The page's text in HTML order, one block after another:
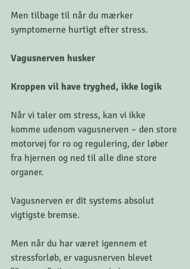
Men tilbage til når du mærker
symptomerne hurtigt efter stress.
Vagusnerven husker
Kroppen vil have tryghed, ikke logik
Når vi taler om stress, kan vi ikke
komme udenom vagusnerven – den store
motorvej for ro og regulering, der løber
fra hjernen og ned til alle dine store
organer.
Vagusnerven er dit systems absolut
vigtigste bremse.
Men når du har været igennem et
stressforløb, er vagusnerven blevet